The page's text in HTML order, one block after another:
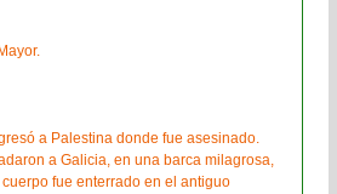
a Palestina donde fue asesinado.
a Galicia, en una barca milagrosa,
fue enterrado en el antiguo